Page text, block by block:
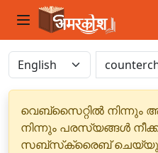
വെബ്‌സൈറ്റിൽ
നിന്നും പരസ്യങ്ങൾ
സബ്‌സ്‌ക്രൈബ്